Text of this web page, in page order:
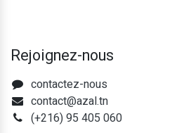
Rejoignez-nous
contactez-nous
contact@azal.tn
(+216) 95 405 060